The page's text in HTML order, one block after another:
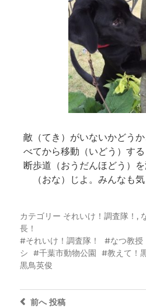
敵（てき）がいないかどうか
べてから移動（いどう）す
断歩道（おうだんほどう）
（おな）じよ。みんなも
カテゴリー それいけ！調査隊！ ,
長！
それいけ！調査隊！
なつ教授
シ
千葉市動物公園 教えて！
黒鳥英俊
前へ投稿